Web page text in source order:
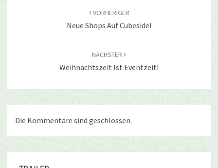
VORHERIGER
Neue Shops Auf Cubeside!
NÄCHSTER
Weihnachtszeit Ist Eventzeit!
Die Kommentare sind geschlossen.